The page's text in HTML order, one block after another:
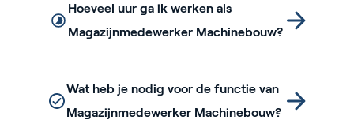
Hoeveel uur ga ik werken als
Magazijnmedewerker Machinebouw?
Wat heb je nodig voor de functie van
Magazijnmedewerker Machinebouw?